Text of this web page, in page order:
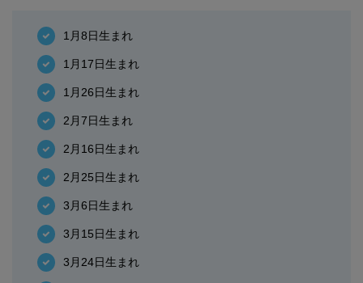
1月8日生まれ
1月17日生まれ
1月26日生まれ
2月7日生まれ
2月16日生まれ
2月25日生まれ
3月6日生まれ
3月15日生まれ
3月24日生まれ